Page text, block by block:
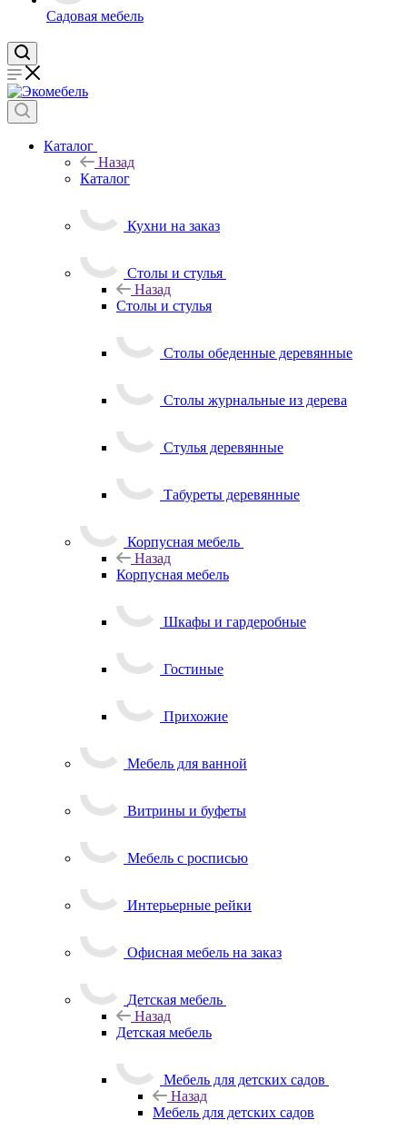
Садовая мебель
Каталог
Назад
Каталог
Кухни на заказ
Столы и стулья
Назад
Столы и стулья
Столы обеденные деревянные
Столы журнальные из дерева
Стулья деревянные
Табуреты деревянные
Корпусная мебель
Назад
Корпусная мебель
Шкафы и гардеробные
Гостиные
Прихожие
Мебель для ванной
Витрины и буфеты
Мебель с росписью
Интерьерные рейки
Офисная мебель на заказ
Детская мебель
Назад
Детская мебель
Мебель для детских садов
Назад
Мебель для детских садов